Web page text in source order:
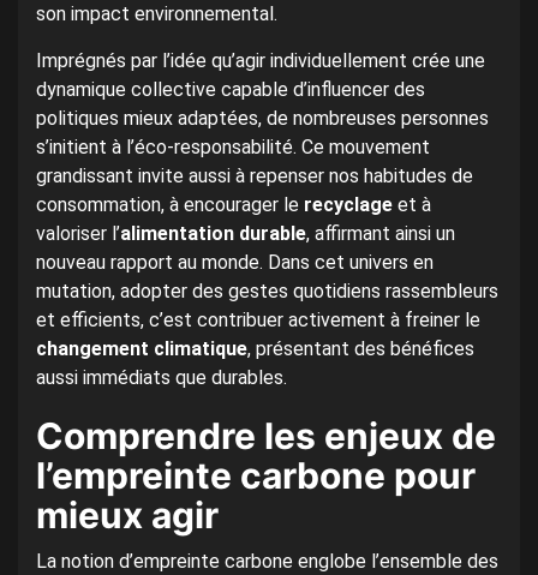
son impact environnemental.
Imprégnés par l’idée qu’agir individuellement crée une
dynamique collective capable d’influencer des
politiques mieux adaptées, de nombreuses personnes
s’initient à l’éco-responsabilité. Ce mouvement
grandissant invite aussi à repenser nos habitudes de
consommation, à encourager le recyclage et à
valoriser l’alimentation durable, affirmant ainsi un
nouveau rapport au monde. Dans cet univers en
mutation, adopter des gestes quotidiens rassembleurs
et efficients, c’est contribuer activement à freiner le
changement climatique, présentant des bénéfices
aussi immédiats que durables.
Comprendre les enjeux de
l’empreinte carbone pour
mieux agir
La notion d’empreinte carbone englobe l’ensemble des